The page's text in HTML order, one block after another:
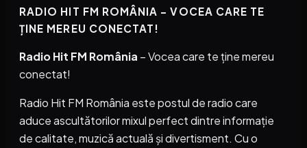
RADIO HIT FM ROMÂNIA – VOCEA CARE TE
ȚINE MEREU CONECTAT!
Radio Hit FM România – Vocea care te ține mereu
conectat!
Radio Hit FM România este postul de radio care
aduce ascultătorilor mixul perfect dintre informație
de calitate, muzică actuală și divertisment. Cu o